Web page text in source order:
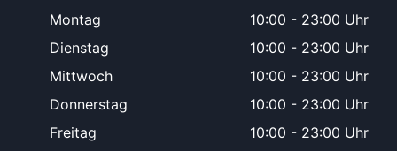
Montag 10:00 - 23:00 Uhr
Dienstag
10:00 - 23:00 Uhr
Mittwoch
10:00 - 23:00 Uhr
Donnerstag
10:00 - 23:00 Uhr
Freitag
10:00 - 23:00 Uhr